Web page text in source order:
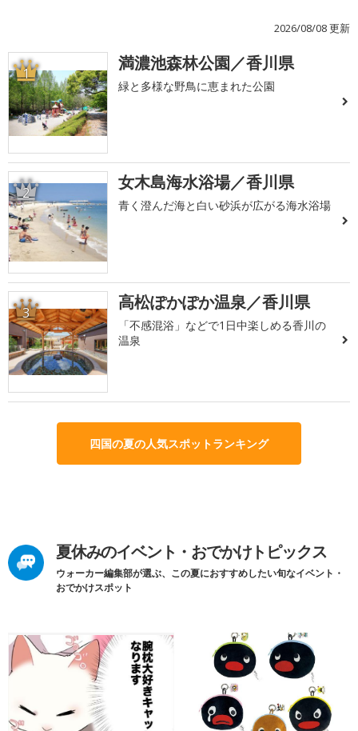
2026/08/08 更新
1 満濃池森林公園／香川県
緑と多様な野鳥に恵まれた公園
2 女木島海水浴場／香川県
青く澄んだ海と白い砂浜が広がる海水浴場
3 高松ぽかぽか温泉／香川県
「不感混浴」などで1日中楽しめる香川の
温泉
四国の夏の人気スポットランキング
夏休みのイベント・おでかけトピックス
ウォーカー編集部が選ぶ、この夏におすすめしたい旬なイベント・
おでかけスポット